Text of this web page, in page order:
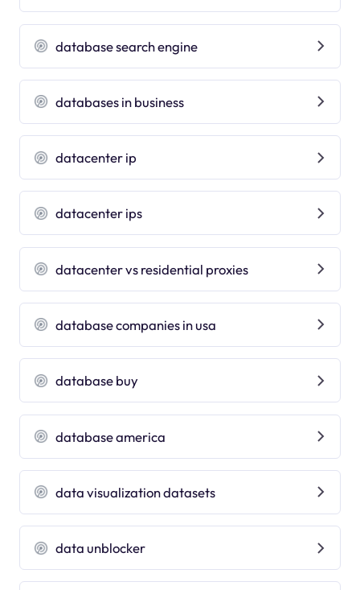
database search engine
databases in business
datacenter ip
datacenter ips
datacenter vs residential proxies
database companies in usa
database buy
database america
data visualization datasets
data unblocker